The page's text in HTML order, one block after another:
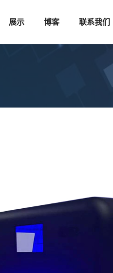
展示 博客 联系我们